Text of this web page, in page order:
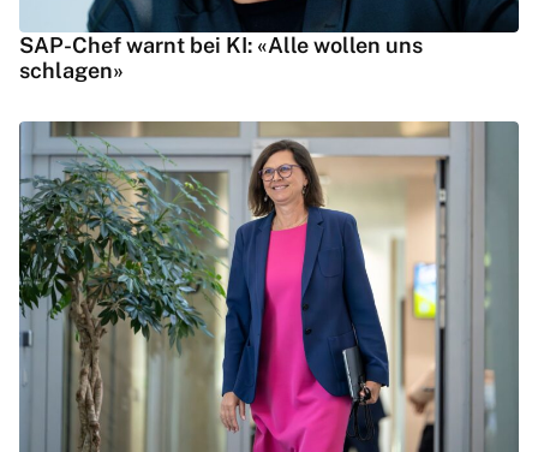
SAP-Chef warnt bei KI: «Alle wollen uns
schlagen»